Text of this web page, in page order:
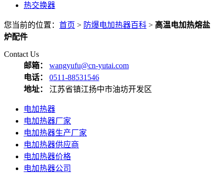
热交换器
您当前的位置： 首页 > 防爆电加热器百科 > 高温电加热熔盐
炉配件
Contact Us
邮箱：
wangyufu@cn-yutai.com
电话：
0511-88531546
地址：
江苏省镇江扬中市油坊开发区
电加热器
电加热器厂家
电加热器生产厂家
电加热器供应商
电加热器价格
电加热器公司